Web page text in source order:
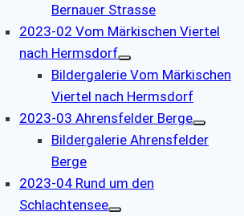
Bernauer Strasse
2023-02 Vom Märkischen Viertel
nach Hermsdorf
Bildergalerie Vom Märkischen
Viertel nach Hermsdorf
2023-03 Ahrensfelder Berge
Bildergalerie Ahrensfelder
Berge
2023-04 Rund um den
Schlachtensee